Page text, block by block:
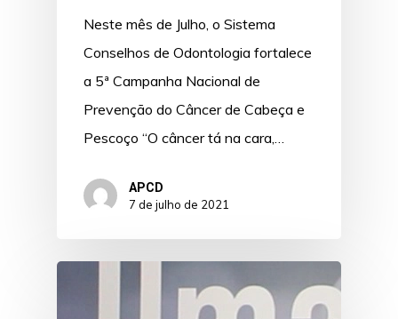
Neste mês de Julho, o Sistema
Conselhos de Odontologia fortalece
a 5ª Campanha Nacional de
Prevenção do Câncer de Cabeça e
Pescoço “O câncer tá na cara,…
APCD
7 de julho de 2021